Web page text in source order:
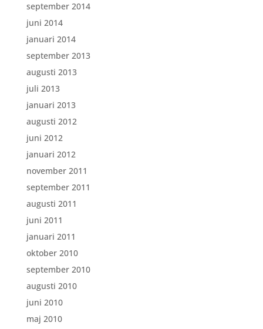
september 2014
juni 2014
januari 2014
september 2013
augusti 2013
juli 2013
januari 2013
augusti 2012
juni 2012
januari 2012
november 2011
september 2011
augusti 2011
juni 2011
januari 2011
oktober 2010
september 2010
augusti 2010
juni 2010
maj 2010